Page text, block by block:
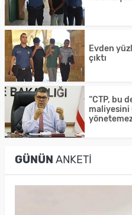
Evden
çıktı
“CTP, bu
maliyesini
GÜNÜN ANKETI